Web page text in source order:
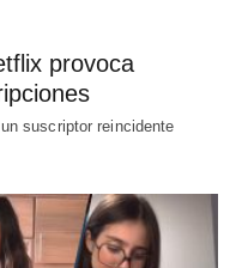
provoca
suscriptor reincidente